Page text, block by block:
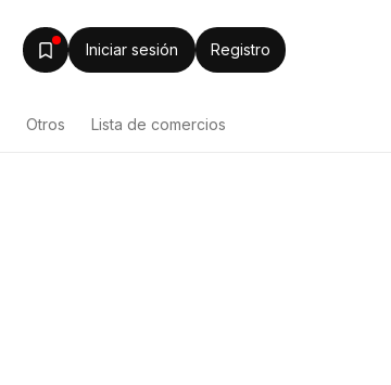
Iniciar sesión Registro
Otros Lista de comercios